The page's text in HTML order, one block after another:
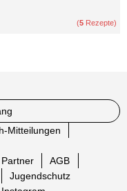
(5 Rezepte)
Mitteilungen
Partner
AGB
Jugendschutz